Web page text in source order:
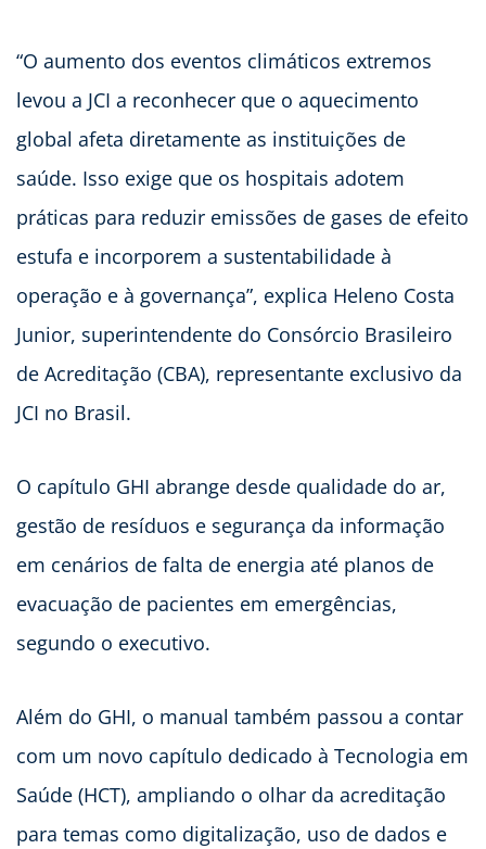
“O aumento dos eventos climáticos extremos
levou a JCI a reconhecer que o aquecimento
global afeta diretamente as instituições de
saúde. Isso exige que os hospitais adotem
práticas para reduzir emissões de gases de efeito
estufa e incorporem a sustentabilidade à
operação e à governança”, explica Heleno Costa
Junior, superintendente do Consórcio Brasileiro
de Acreditação (CBA), representante exclusivo da
JCI no Brasil.
O capítulo GHI abrange desde qualidade do ar,
gestão de resíduos e segurança da informação
em cenários de falta de energia até planos de
evacuação de pacientes em emergências,
segundo o executivo.
Além do GHI, o manual também passou a contar
com um novo capítulo dedicado à Tecnologia em
Saúde (HCT), ampliando o olhar da acreditação
para temas como digitalização, uso de dados e